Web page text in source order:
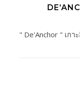
" De'Anchor " เก